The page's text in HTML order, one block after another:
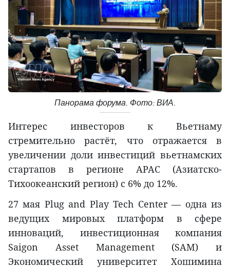
Панорама форума. Фото: ВИА.
Интерес инвесторов к Вьетнаму
стремительно растёт, что отражается в
увеличении доли инвестиций вьетнамских
стартапов в регионе APAC (Азиатско-
Тихоокеанский регион) с 6% до 12%.
27 мая Plug and Play Tech Center — одна из
ведущих мировых платформ в сфере
инноваций, инвестиционная компания
Saigon Asset Management (SAM) и
Экономический университет Хошимина